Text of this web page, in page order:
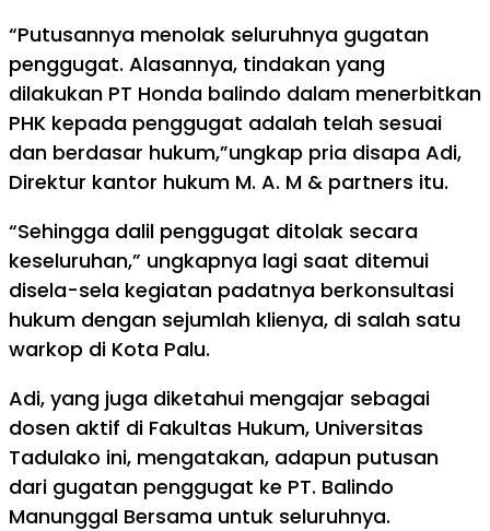
“Putusannya menolak seluruhnya gugatan
penggugat. Alasannya, tindakan yang
dilakukan PT Honda balindo dalam menerbitkan
PHK kepada penggugat adalah telah sesuai
dan berdasar hukum,”ungkap pria disapa Adi,
Direktur kantor hukum M. A. M & partners itu.
“Sehingga dalil penggugat ditolak secara
keseluruhan,” ungkapnya lagi saat ditemui
disela-sela kegiatan padatnya berkonsultasi
hukum dengan sejumlah klienya, di salah satu
warkop di Kota Palu.
Adi, yang juga diketahui mengajar sebagai
dosen aktif di Fakultas Hukum, Universitas
Tadulako ini, mengatakan, adapun putusan
dari gugatan penggugat ke PT. Balindo
Manunggal Bersama untuk seluruhnya.